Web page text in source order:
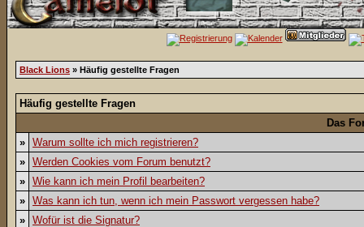
Black Lions » Häufig gestellte Fragen
Häufig gestellte Fragen
Das
» Warum sollte ich mich registrieren?
» Werden Cookies vom Forum benutzt?
» Wie kann ich mein Profil bearbeiten?
» Was kann ich tun, wenn ich mein Passwort vergessen habe?
» Wofür ist die Signatur?